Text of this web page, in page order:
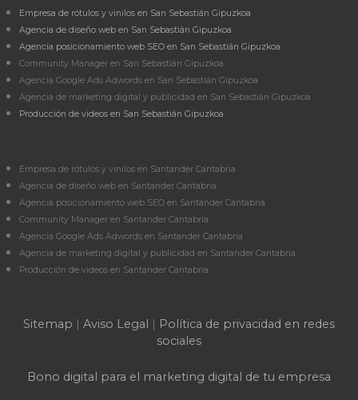
Empresa de rótulos y vinilos en San Sebastián Gipuzkoa
Agencia de diseño web en San Sebastián Gipuzkoa
Agencia posicionamiento web SEO en San Sebastián Gipuzkoa
Community Manager en San Sebastián Gipuzkoa
Agencia Google Ads Adwords en San Sebastián Gipuzkoa
Agencia de marketing digital y publicidad en San Sebastián Gipuzkoa
Producción de videos en San Sebastián Gipuzkoa
Empresa de rótulos y vinilos en Santander Cantabria
Agencia de diseño web en Santander Cantabria
Agencia posicionamiento web SEO en Santander Cantabria
Community Manager en Santander Cantabria
Agencia Google Ads Adwords en Santander Cantabria
Agencia de marketing digital y publicidad en Santander Cantabria
Producción de videos en Santander Cantabria
Sitemap | Aviso Legal | Política de privacidad en redes
sociales
Bono digital para el marketing digital de tu empresa